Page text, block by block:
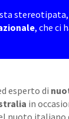
, che ci
esperto di
in